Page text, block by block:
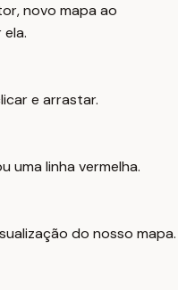
novo mapa ao
e arrastar.
uma linha vermelha.
do nosso mapa.